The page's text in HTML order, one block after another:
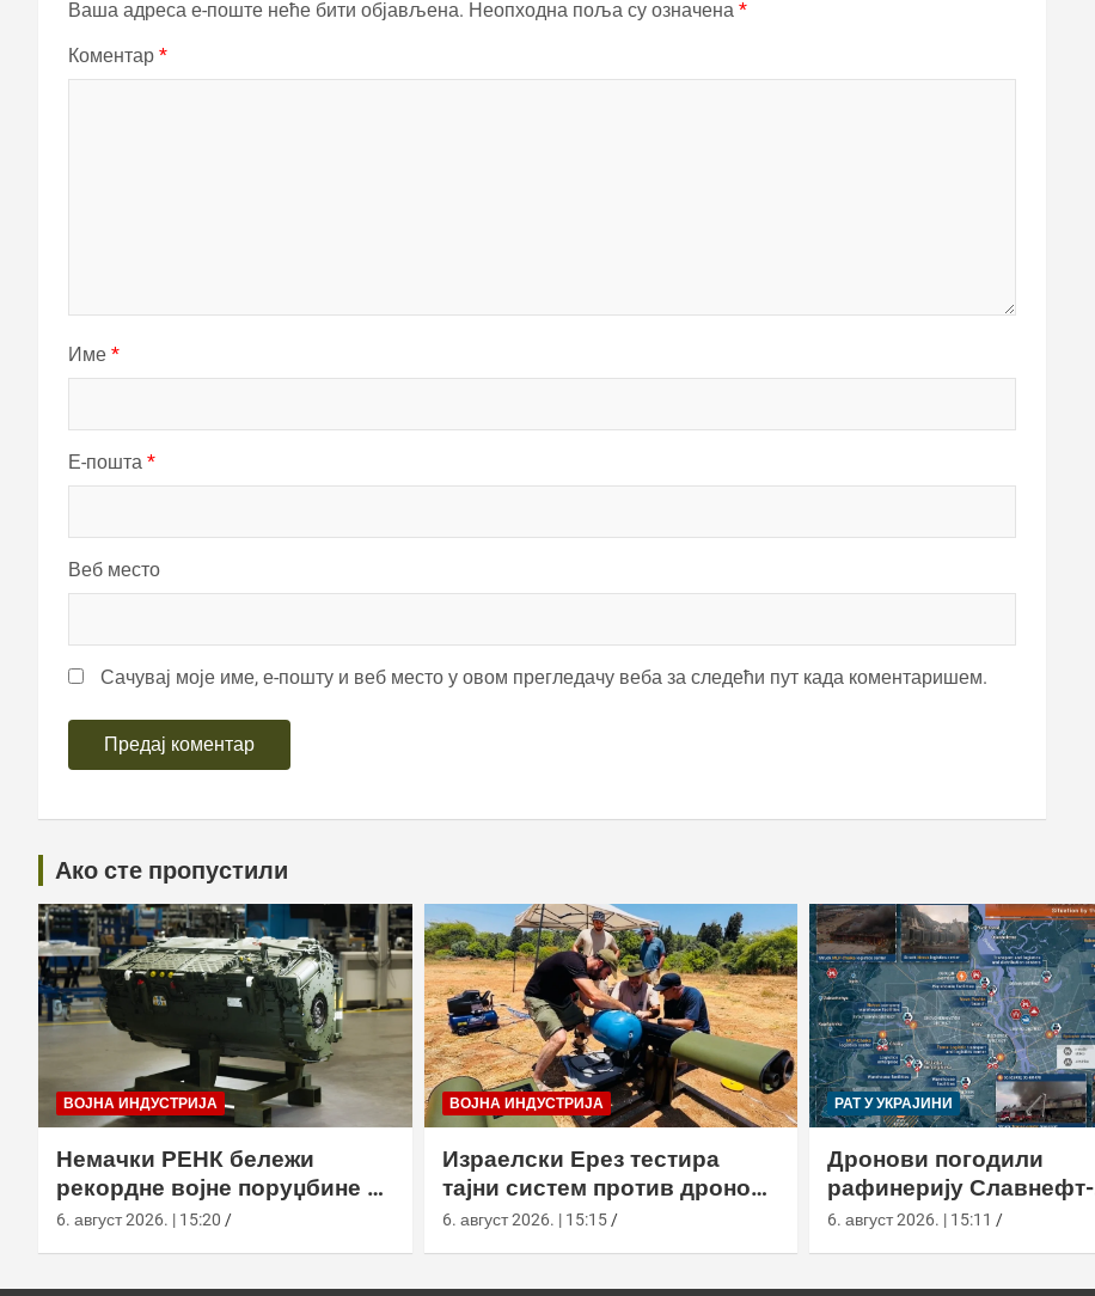
Ваша адреса е-поште неће бити објављена. Неопходна поља су означена *
Коментар *
Име *
Е-пошта *
Веб место
Сачувај моје име, е-пошту и веб место у овом прегледачу веба за следећи пут када коментаришем.
Ако сте пропустили
ВОЈНА ИНДУСТРИЈА
Немачки РЕНК бележи
рекордне војне поруџбине у
2026. години
6. август 2026. | 15:20
ВОЈНА ИНДУСТРИЈА
Израелски Ерез тестира
тајни систем против дронова
са капсулом и лансером
6. август 2026. | 15:15
РАТ У УКРАЈИНИ
Дронови погодили
рафинерију Славнефт-
ЈАНОС у Јарослављу
6. август 2026. | 15:11